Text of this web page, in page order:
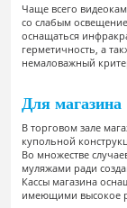
Чаще всего
со слабым
оснащаться
герметичность, а
немаловажный
Для магазина
В торговом зале
купольной
Во множестве
муляжами ради
Кассы магазина
имеющими высокое